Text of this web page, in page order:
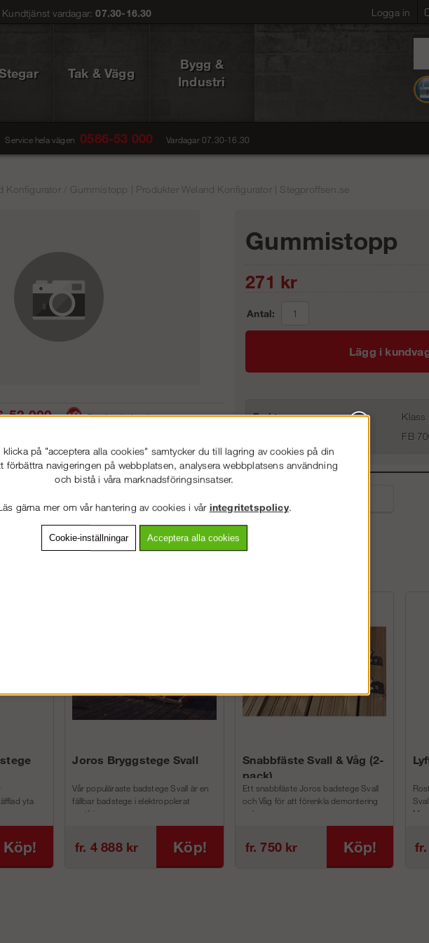
Kundtjänst vardagar:07.30-16.30 Logga in
Tak & Vägg
Bygg &
Industri
Service hela vägen 0586-53 000 Vardagar 07.30-16.30
Konfigurator/ Gummistopp | Produkter Weland Konfigurator | Stegproffsen.se
53 000
Service hela vägen
Gummistopp
271 kr
Antal:
Lägg i
Frakt:
FB
Andra köpte även
yta
Köp!
Joros Bryggstege Svall
Vår populäraste badstege Svall är en
fällbar badstege i elektropolerat
rostfri...
fr. 4 888 kr Köp!
Snabbfäste Svall & Våg (2-
pack)
Ett snabbfäste Joros badstege Svall
och Våg för att förenkla demontering
och m...
fr. 750 kr Köp!
klicka på "acceptera alla cookies" samtycker du till lagring av cookies på din
förbättra navigeringen på webbplatsen, analysera webbplatsens användning
och bistå i våra marknadsföringsinsatser.
gärna mer om vår hantering av cookies i vår integritetspolicy.
Cookie-inställningar Acceptera alla cookies
VÄNLIGEN VÄLJ PRIVAT ELLER FÖRETAG NEDAN.